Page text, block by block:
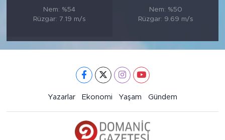
Nem: %54
Rüzgar: 7.19 m/s
Nem: %50
Rüzgar: 9.69 m/s
Yazarlar Ekonomi Yaşam Gündem